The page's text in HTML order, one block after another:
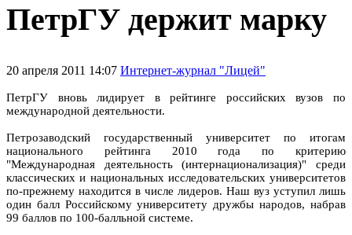
ПетрГУ держит марку
20 апреля 2011 14:07 Интернет-журнал "Лицей"
ПетрГУ вновь лидирует в рейтинге российских вузов по
международной деятельности.
Петрозаводский государственный университет по итогам
национального рейтинга 2010 года по критерию
"Международная деятельность (интернационализация)" среди
классических и национальных исследовательских университетов
по-прежнему находится в числе лидеров. Наш вуз уступил лишь
один балл Российскому университету дружбы народов, набрав
99 баллов по 100-балльной системе.